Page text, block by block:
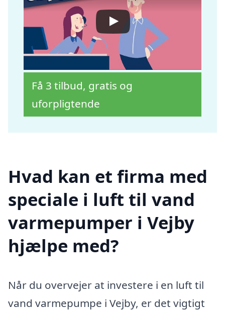
Få 3 tilbud, gratis og
uforpligtende
Hvad kan et firma med
speciale i luft til vand
varmepumper i Vejby
hjælpe med?
Når du overvejer at investere i en luft til
vand varmepumpe i Vejby, er det vigtigt